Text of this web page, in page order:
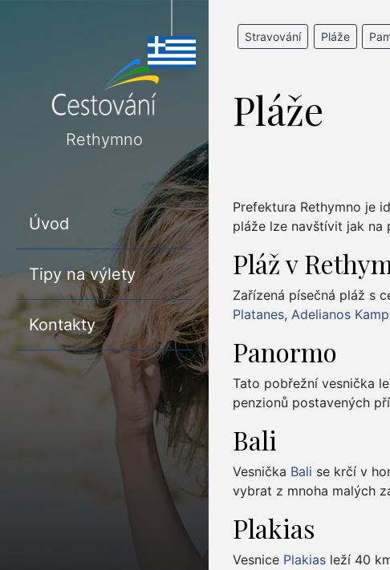
Rethymno
Úvod
Tipy na výlety
Kontakty
Stravování Pláže
Pláže
Prefektura Rethymno je
pláže lze navštívit jak na
Pláž v
Zařízená písečná pláž s
Platanes, Adelianos
Panormo
Tato pobřežní vesnička
penzionů postavených
Bali
Vesnička Bali se krčí v
vybrat z mnoha malých
Plakias
Vesnice Plakias leží 40